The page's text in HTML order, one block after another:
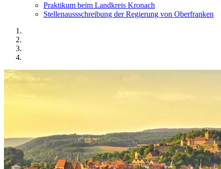
Praktikum beim Landkreis Kronach
Stellenaussschreibung der Regierung von Oberfranken